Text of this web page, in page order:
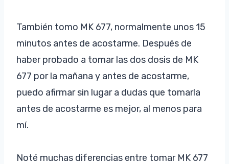
También tomo MK 677, normalmente unos 15
minutos antes de acostarme. Después de
haber probado a tomar las dos dosis de MK
677 por la mañana y antes de acostarme,
puedo afirmar sin lugar a dudas que tomarla
antes de acostarme es mejor, al menos para
mí.
Noté muchas diferencias entre tomar MK 677